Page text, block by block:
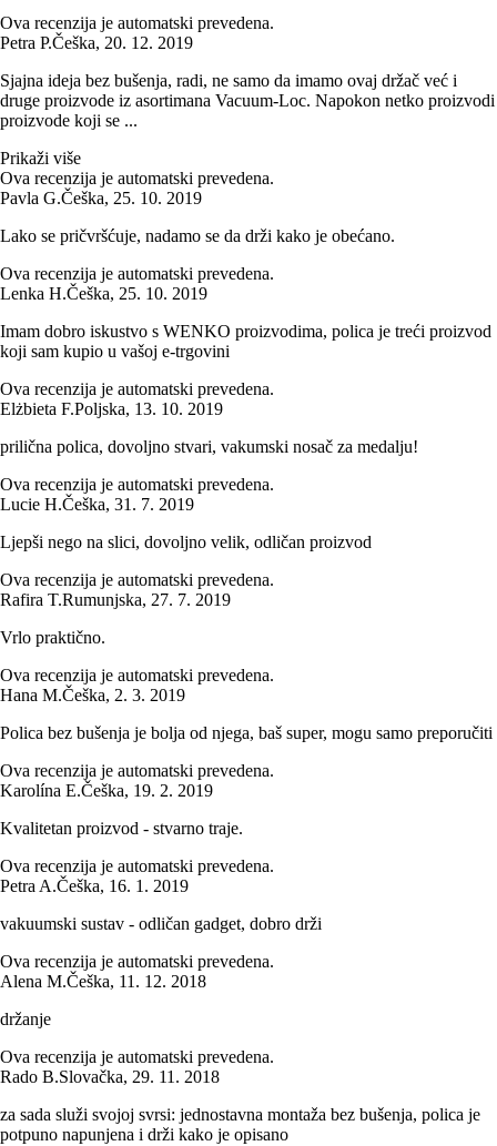
Ova recenzija je automatski prevedena.
Petra P.Češka, 20. 12. 2019
Sjajna ideja bez bušenja, radi, ne samo da imamo ovaj držač već i
druge proizvode iz asortimana Vacuum-Loc. Napokon netko proizvodi
proizvode koji se ...
Prikaži više
Ova recenzija je automatski prevedena.
Pavla G.Češka, 25. 10. 2019
Lako se pričvršćuje, nadamo se da drži kako je obećano.
Ova recenzija je automatski prevedena.
Lenka H.Češka, 25. 10. 2019
Imam dobro iskustvo s WENKO proizvodima, polica je treći proizvod
koji sam kupio u vašoj e-trgovini
Ova recenzija je automatski prevedena.
Elżbieta F.Poljska, 13. 10. 2019
prilična polica, dovoljno stvari, vakumski nosač za medalju!
Ova recenzija je automatski prevedena.
Lucie H.Češka, 31. 7. 2019
Ljepši nego na slici, dovoljno velik, odličan proizvod
Ova recenzija je automatski prevedena.
Rafira T.Rumunjska, 27. 7. 2019
Vrlo praktično.
Ova recenzija je automatski prevedena.
Hana M.Češka, 2. 3. 2019
Polica bez bušenja je bolja od njega, baš super, mogu samo preporučiti
Ova recenzija je automatski prevedena.
Karolína E.Češka, 19. 2. 2019
Kvalitetan proizvod - stvarno traje.
Ova recenzija je automatski prevedena.
Petra A.Češka, 16. 1. 2019
vakuumski sustav - odličan gadget, dobro drži
Ova recenzija je automatski prevedena.
Alena M.Češka, 11. 12. 2018
držanje
Ova recenzija je automatski prevedena.
Rado B.Slovačka, 29. 11. 2018
za sada služi svojoj svrsi: jednostavna montaža bez bušenja, polica je
potpuno napunjena i drži kako je opisano